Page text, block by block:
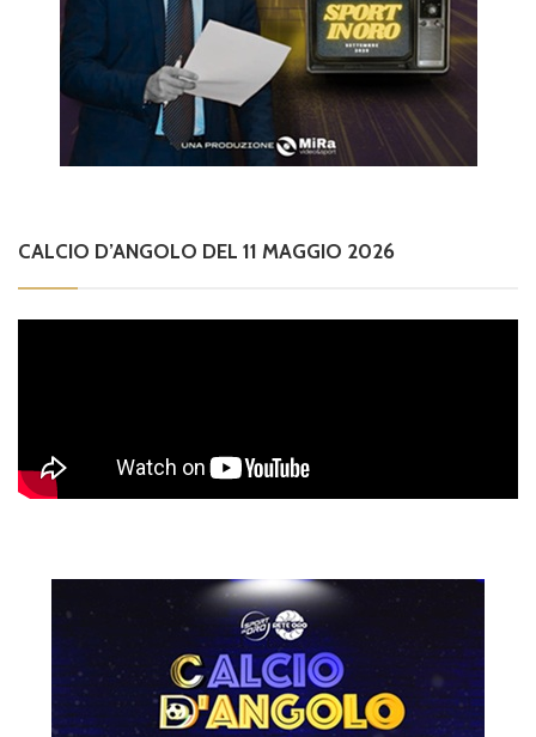
CALCIO D’ANGOLO DEL 11 MAGGIO 2026